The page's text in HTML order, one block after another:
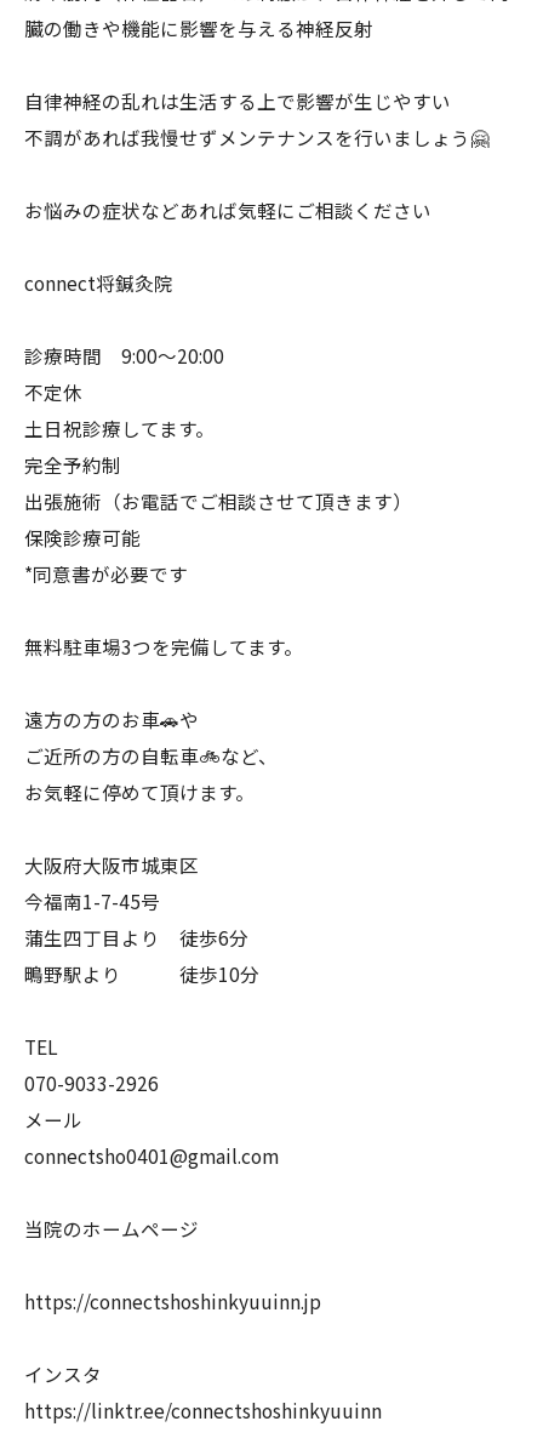
臓の働きや機能に影響を与える神経反射
自律神経の乱れは生活する上で影響が生じやすい
不調があれば我慢せずメンテナンスを行いましょう🤗
お悩みの症状などあれば気軽にご相談ください
connect将鍼灸院
診療時間 9:00〜20:00
不定休
土日祝診療してます。
完全予約制
出張施術（お電話でご相談させて頂きます）
保険診療可能
*同意書が必要です
無料駐車場3つを完備してます。
遠方の方のお車🚗や
ご近所の方の自転車🚲など、
お気軽に停めて頂けます。
大阪府大阪市城東区
今福南1-7-45号
蒲生四丁目より 徒歩6分
鴫野駅より 徒歩10分
TEL
070-9033-2926
メール
connectsho0401@gmail.com
当院のホームページ
https://connectshoshinkyuuinn.jp
インスタ
https://linktr.ee/connectshoshinkyuuinn